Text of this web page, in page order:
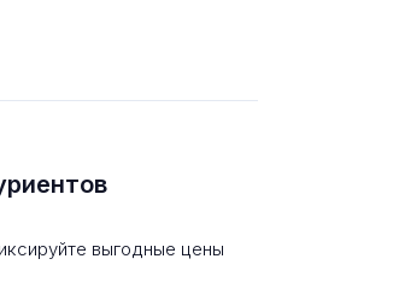
выгодные цены